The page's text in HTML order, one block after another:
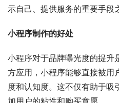
示自己、提供服务的重要手段
小程序制作的好处
小程序对于品牌曝光度的提升
方应用，小程序能够直接被用
度和认知度。这不仅有助于吸
加用户的粘性和购买意愿。